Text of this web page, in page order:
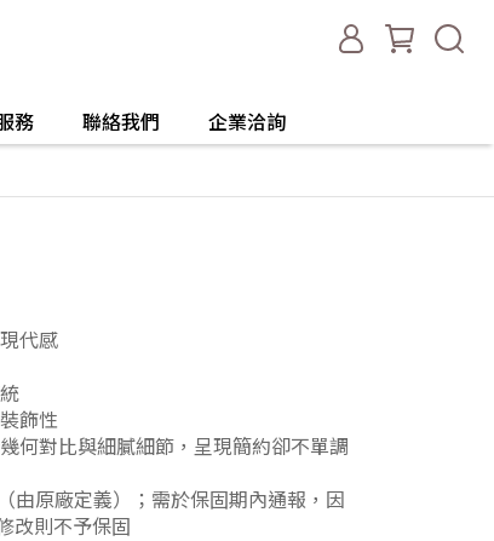
務 聯絡我們 企業洽詢
代感
飾性
何對比與細膩細節，呈現簡約卻不單調
由原廠定義）；需於保固期內通報，因
改則不予保固